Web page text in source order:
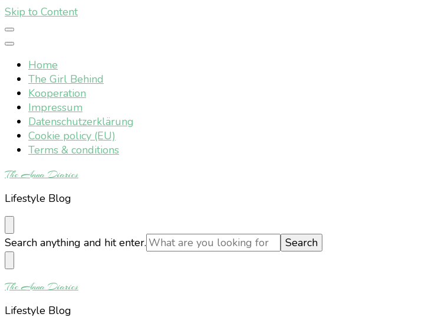
Skip to Content
Home
The Girl Behind
Kooperation
Impressum
Datenschutzerklärung
Cookie policy (EU)
Terms & conditions
The Anna Diaries
Lifestyle Blog
Looking
for
Something?
Search anything and hit enter.
The Anna Diaries
Lifestyle Blog